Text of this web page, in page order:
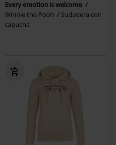
Every emotion is welcome
Winnie the Pooh
Sudadera con
capucha